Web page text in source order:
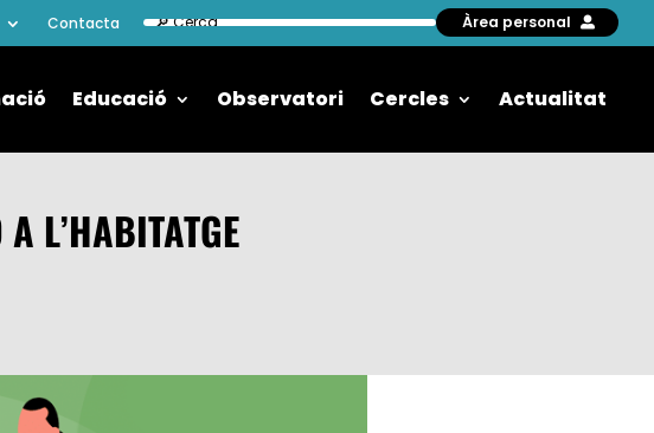
Contacta Àrea personal
Educació Observatori Cercles Actualitat
A L’HABITATGE